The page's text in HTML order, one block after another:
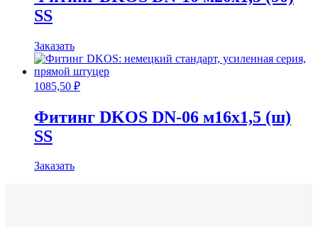
SS
Заказать
1085,50 ₽
Фитинг DKOS DN-06 м16x1,5 (ш)
SS
Заказать